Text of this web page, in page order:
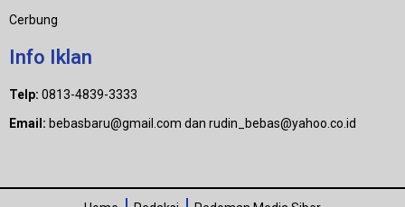
Cerbung
Info Iklan
Telp: 0813-4839-3333
Email: bebasbaru@gmail.com dan rudin_bebas@yahoo.co.id